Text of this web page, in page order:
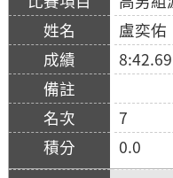
盧奕佑
8:42.69
7
0.0